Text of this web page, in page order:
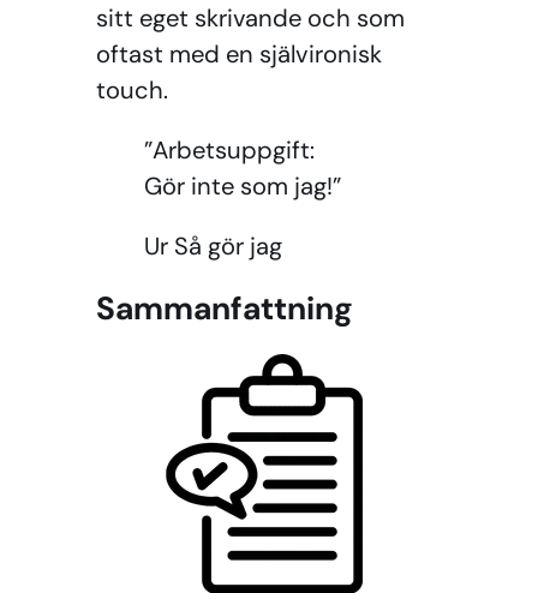
sitt eget skrivande och som
oftast med en självironisk
touch.
”Arbetsuppgift:
Gör inte som jag!”
Ur Så gör jag
Sammanfattning